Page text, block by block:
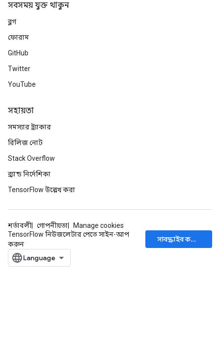
সবসময় যুক্ত থাকুন
ব্লগ
ফোরাম
GitHub
Twitter
YouTube
সহায়তা
সমস্যার ট্র্যাকার
রিলিজ নোট
Stack Overflow
ব্র্যান্ড নির্দেশিকা
TensorFlow উল্লেখ করা
শর্তাবলী গোপনীয়তা
Manage cookies
TensorFlow নিউজলেটার পেতে সাইন-আপ
করুন
সাবস্ক্রাইব করুন